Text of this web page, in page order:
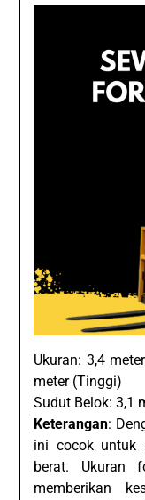
Ukuran: 3,4
meter (Tinggi)
Sudut Belok: 3,1
Keterangan:
ini cocok untuk
berat. Ukuran
memberikan